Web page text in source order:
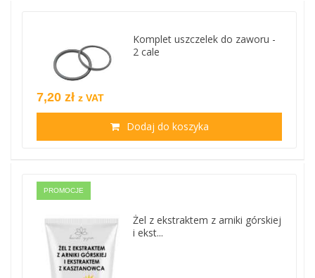
Komplet uszczelek do zaworu -
2 cale
7,20 zł z VAT
Dodaj do koszyka
PROMOCJE
Żel z ekstraktem z arniki górskiej
i ekst...